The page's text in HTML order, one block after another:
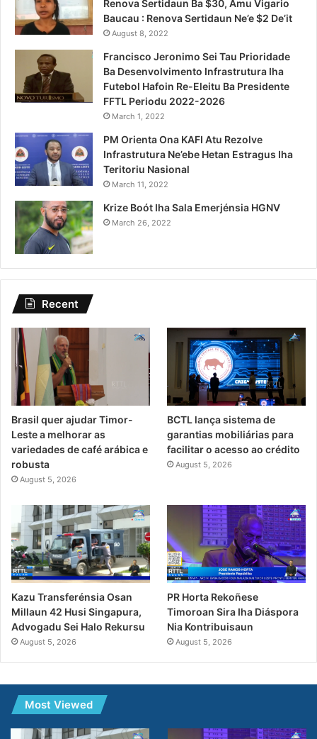
Renova Sertidaun Ba $30, Amu Vigario
Baucau : Renova Sertidaun Ne’e $2 De’it
August 8, 2022
Francisco Jeronimo Sei Tau Prioridade
Ba Desenvolvimento Infrastrutura Iha
Futebol Hafoin Re-Eleitu Ba Presidente
FFTL Periodu 2022-2026
March 1, 2022
PM Orienta Ona KAFI Atu Rezolve
Infrastrutura Ne’ebe Hetan Estragus Iha
Teritoriu Nasional
March 11, 2022
Krize Boót Iha Sala Emerjénsia HGNV
March 26, 2022
Recent
Brasil quer ajudar Timor-
Leste a melhorar as
variedades de café arábica e
robusta
August 5, 2026
BCTL lança sistema de
garantias mobiliárias para
facilitar o acesso ao crédito
August 5, 2026
Kazu Transferénsia Osan
Millaun 42 Husi Singapura,
Advogadu Sei Halo Rekursu
August 5, 2026
PR Horta Rekoñese
Timoroan Sira Iha Diáspora
Nia Kontribuisaun
August 5, 2026
Most Viewed